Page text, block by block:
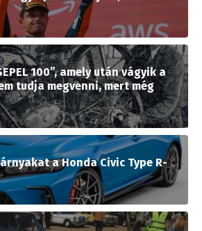
100”, amely után vágyik a
tudja megvenni, mert még
a Honda Civic Type R-